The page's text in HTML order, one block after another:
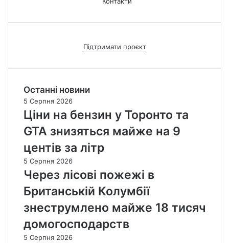
Підтримати проєкт
Останні новини
5 Серпня 2026
Ціни на бензин у Торонто та
GTA знизяться майже на 9
центів за літр
5 Серпня 2026
Через лісові пожежі в
Британській Колумбії
знеструмлено майже 18 тисяч
домогосподарств
5 Серпня 2026